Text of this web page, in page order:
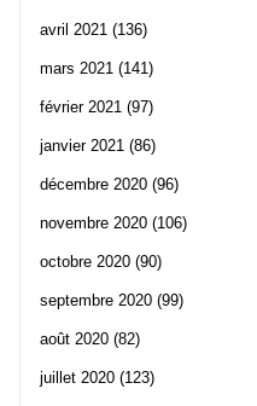
avril 2021 (136)
mars 2021 (141)
février 2021 (97)
janvier 2021 (86)
décembre 2020 (96)
novembre 2020 (106)
octobre 2020 (90)
septembre 2020 (99)
août 2020 (82)
juillet 2020 (123)